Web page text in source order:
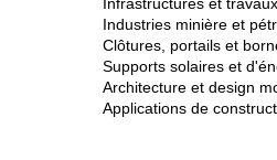
Industries minière et
Clôtures, portails et
Supports solaires et
Architecture et design
Applications de